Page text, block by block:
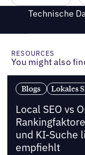
Technische
RESOURCES
You might also
Blogs Lokales
Local SEO vs
und KI-Suche
empfiehlt